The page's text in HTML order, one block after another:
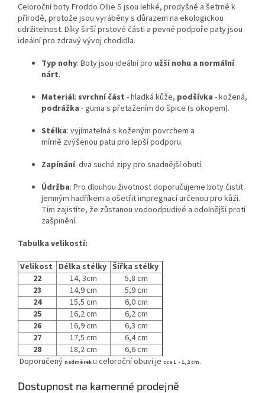
Celoroční boty Froddo Ollie S jsou lehké, prodyšné a šetrné k
přírodě, protože jsou vyráběny s důrazem na ekologickou
udržitelnost. Díky širší prstové části a pevné podpoře paty jsou
ideální pro zdravý vývoj chodidla.
Typ nohy: Boty jsou ideální pro užší nohu a normální
nárt.
Materiál: svrchní část - hladká kůže, podšívka - kožená,
podrážka - guma s přetažením do špice (s okopem).
Stélka: vyjímatelná s koženým povrchem a
mírně zvýšenou patu pro lepší podporu.
Zapínání: dva suché zipy pro snadnější obutí
Údržba: Pro dlouhou životnost doporučujeme boty čistit
jemným hadříkem a ošetřit impregnací určenou pro kůži.
Tím zajistíte, že zůstanou vodoodpudivé a odolnější proti
zašpinění.
Tabulka velikostí:
Velikost Délka stélky Šířka stélky
22
14, 3cm
5,8 cm
23
14,9 cm
5,9 cm
24
15,5 cm
6,0 cm
25
16,2 cm
6,2 cm
26
16,9 cm
6,3 cm
27
17,5 cm
6,4 cm
28
18,2 cm
6,6 cm
Doporučený nadměreku celoroční obuvi je cca 1 - 1,2 cm.
Dostupnost na kamenné prodejně